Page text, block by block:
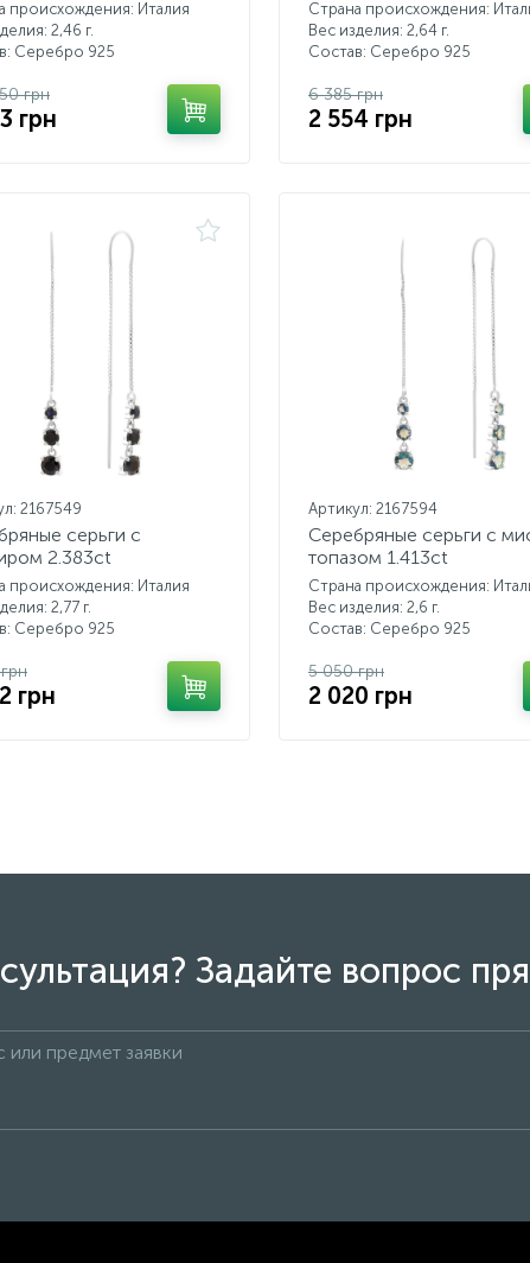
происхождения: Италия
2,46 г.
Серебро 925
грн
грн
Страна происхождения:
Вес изделия: 2,64 г.
Состав: Серебро 925
6 385 грн
2 554 грн
2167549
серьги с
2.383ct
происхождения: Италия
2,77 г.
Серебро 925
грн
Артикул: 2167594
Серебряные серьги с
топазом 1.413ct
Страна происхождения:
Вес изделия: 2,6 г.
Состав: Серебро 925
5 050 грн
2 020 грн
Задайте вопрос